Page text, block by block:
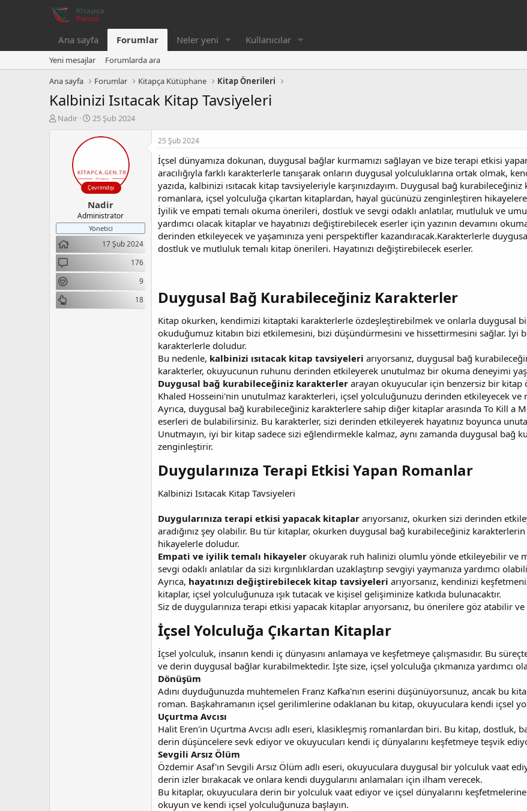
Ana sayfa Forumlar Neler yeni Kullanıcılar
Yeni mesajlar
Forumlarda ara
Ana sayfa
Forumlar Kitapça Kütüphane Kitap Önerileri
Kalbinizi Isıtacak Kitap Tavsiyeleri
K
l
a
t
a
n
Nadir
B
ş
n
g
ı
ç
t
a
r
h
i
25 Şub 2024
Çevrimdışı
Nadir
Administrator
Yönetici
17 Şub 2024
176
9
18
25 Şub 2024
İçsel dünyamıza dokunan, duygusal bağlar kurmamızı sağlayan ve bize terapi etkisi
aracılığıyla farklı karakterlerle tanışarak onların duygusal yolculuklarına ortak olmak,
yazıda, kalbinizi ısıtacak kitap tavsiyeleriyle karşınızdayım. Duygusal bağ
romanlara, içsel yolculuğa çıkartan kitaplardan, hayal gücünüzü zenginleştiren
İyilik ve empati temalı okuma önerileri, dostluk ve sevgi odaklı anlatılar, mutluluk ve
yardımcı olacak kitaplar ve hayatınızı değiştirebilecek eserler için yazının devamını
derinden etkileyecek ve yaşamınıza yeni perspektifler kazandıracak.Karakterlerle
dostluk ve mutluluk temalı kitap önerileri. Hayatınızı değiştirebilecek eserler.
Duygusal Bağ Kurabileceğiniz Karakterler​
Kitap okurken, kendimizi kitaptaki karakterlerle özdeşleştirebilmek ve onlarla duygusal
okuduğumuz kitabın bizi etkilemesini, bizi düşündürmesini ve hissettirmesini sağlar. İyi
karakterlerle doludur.
Bu nedenle, kalbinizi ısıtacak kitap tavsiyeleri arıyorsanız, duygusal bağ
karakterler, okuyucunun ruhunu derinden etkileyerek unutulmaz bir okuma deneyimi
Duygusal bağ kurabileceğiniz karakterler arayan okuyucular için benzersiz bir kitap
Khaled Hosseini'nin unutulmaz karakterleri, içsel yolculuğunuzu derinden etkileyecek ve
Ayrıca, duygusal bağ kurabileceğiniz karakterlere sahip diğer kitaplar arasında To Kill a
eserleri de bulabilirsiniz. Bu karakterler, sizi derinden etkileyerek hayatınız boyunca
Unutmayın, iyi bir kitap sadece sizi eğlendirmekle kalmaz, aynı zamanda duygusal bağ
zenginleştirir.
Duygularınıza Terapi Etkisi Yapan Romanlar​
Kalbinizi Isıtacak Kitap Tavsiyeleri
Duygularınıza terapi etkisi yapacak kitaplar arıyorsanız, okurken sizi derinden
aradığınız şey olabilir. Bu tür kitaplar, okurken duygusal bağ kurabileceğiniz
hikayelerle doludur.
Empati ve iyilik temalı hikayeler okuyarak ruh halinizi olumlu yönde etkileyebilir ve
sevgi odaklı anlatılar da sizi kırgınlıklardan uzaklaştırıp sevgiyi yaymanıza yardımcı
Ayrıca, hayatınızı değiştirebilecek kitap tavsiyeleri arıyorsanız, kendinizi
kitaplar, içsel yolculuğunuza ışık tutacak ve kişisel gelişiminize katkıda bulunacaktır.
Siz de duygularınıza terapi etkisi yapacak kitaplar arıyorsanız, bu önerilere göz atabilir
İçsel Yolculuğa Çıkartan Kitaplar​
İçsel yolculuk, insanın kendi iç dünyasını anlamaya ve keşfetmeye çalışmasıdır. Bu
ve derin duygusal bağlar kurabilmektedir. İşte size, içsel yolculuğa çıkmanıza yardımcı
Dönüşüm
Adını duyduğunuzda muhtemelen Franz Kafka'nın eserini düşünüyorsunuz, ancak bu
roman. Başkahramanın içsel gerilimlerine odaklanan bu kitap, okuyuculara kendi içsel
Uçurtma Avcısı
Halit Eren'in Uçurtma Avcısı adlı eseri, klasikleşmiş romanlardan biri. Bu kitap, dostluk,
derin düşüncelere sevk ediyor ve okuyucuları kendi iç dünyalarını keşfetmeye teşvik
Sevgili Arsız Ölüm
Özdemir Asaf'ın Sevgili Arsız Ölüm adlı eseri, okuyuculara duygusal bir yolculuk vaat
derin izler bırakacak ve onlara kendi duygularını anlamaları için ilham verecek.
Bu kitaplar, okuyuculara derin bir yolculuk vaat ediyor ve içsel dünyalarını
okuyun ve kendi içsel yolculuğunuza başlayın.